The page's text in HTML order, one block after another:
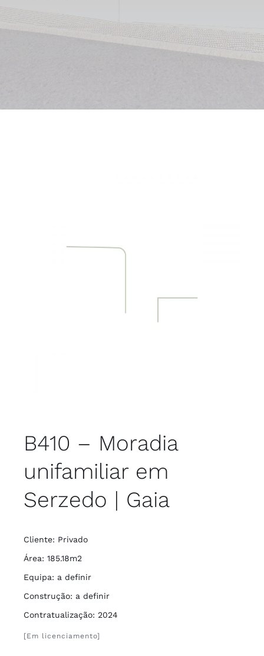
B410 – Moradia
unifamiliar em
Serzedo | Gaia
Cliente: Privado
Área: 185.18m2
Equipa: a definir
Construção: a definir
Contratualização: 2024
[Em licenciamento]